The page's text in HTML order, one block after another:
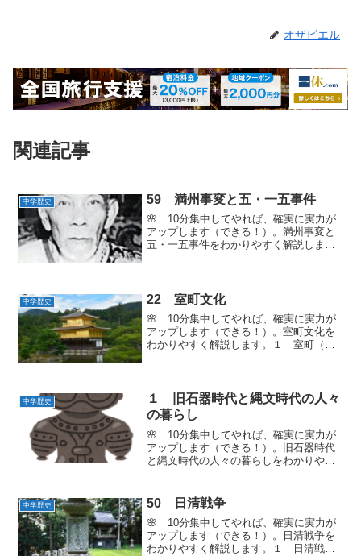
オザビエル
関連記事
中学歴史 59 満州事変と五・一五事件
🌸 10分集中してやれば、確実に実力が
アップします（できる！）。満州事変と
五・一五事件をわかりやすく解説しま
政府を樹立した。→ ...
中学歴史 22 室町文化
🌸 10分集中してやれば、確実に実力が
アップします（できる！）。室町文化を
わかりやすく解説します。１ 室町（む
士 貴族 民衆特色 ...
中学歴史
１ 旧石器時代と縄文時代の人々
の暮らし
🌸 10分集中してやれば、確実に実力が
アップします（できる！）。旧石器時代
と縄文時代の人々の暮らしをわかりやす
ユーラシア大陸と陸続きとなった。その
ため３万年ほど前には、...
中学歴史 50 日清戦争
🌸 10分集中してやれば、確実に実力が
アップします（できる！）。日清戦争を
わかりやすく解説します。１ 日清戦争